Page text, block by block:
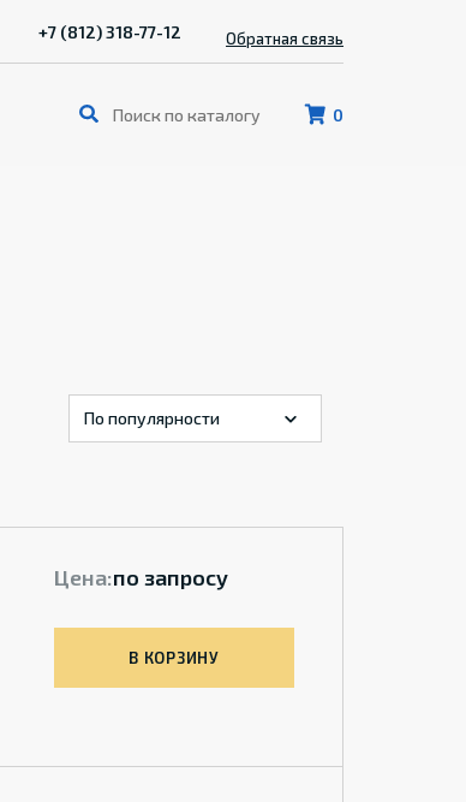
0
+7 (812) 318-77-12 Обратная связь
Цена:по запросу
В КОРЗИНУ